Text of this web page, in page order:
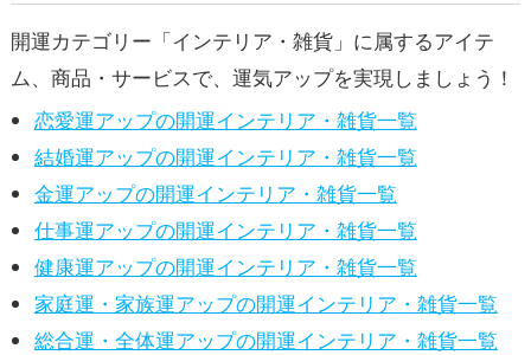
開運カテゴリー「インテリア・雑貨」に属するアイテ
ム、商品・サービスで、運気アップを実現しましょう！
恋愛運アップの開運インテリア・雑貨一覧
結婚運アップの開運インテリア・雑貨一覧
金運アップの開運インテリア・雑貨一覧
仕事運アップの開運インテリア・雑貨一覧
健康運アップの開運インテリア・雑貨一覧
家庭運・家族運アップの開運インテリア・雑貨一覧
総合運・全体運アップの開運インテリア・雑貨一覧